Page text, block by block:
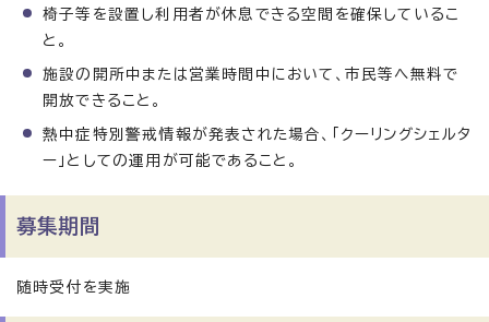
椅子等を設置し利用者が休息できる空間を確保しているこ
と。
施設の開所中または営業時間中において、市民等へ無料で
開放できること。
熱中症特別警戒情報が発表された場合、「クーリングシェルタ
ー」としての運用が可能であること。
募集期間
随時受付を実施